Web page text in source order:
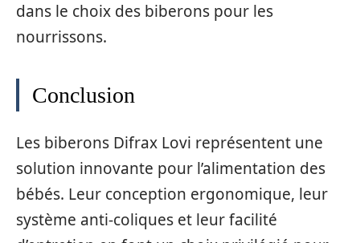
dans le choix des biberons pour les
nourrissons.
Conclusion
Les biberons Difrax Lovi représentent une
solution innovante pour l’alimentation des
bébés. Leur conception ergonomique, leur
système anti-coliques et leur facilité